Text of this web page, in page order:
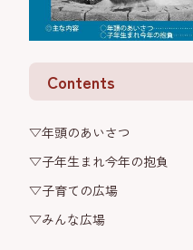
Contents
▽年頭のあいさつ
▽子年生まれ今年の抱負
▽子育ての広場
▽みんな広場